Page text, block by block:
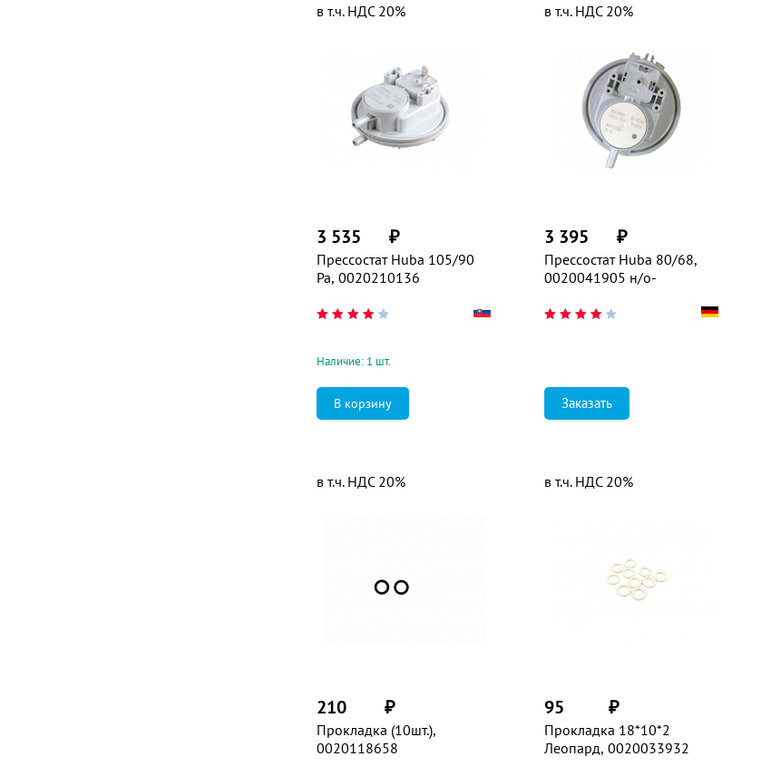
Прессостат Huba 105/90
Pa, 0020210136
3 535 ₽
в т.ч. НДС 20%
Наличие: 1 шт.
Прессостат Huba 80/68,
0020041905 н/о-
3 395 ₽
в т.ч. НДС 20%
Заказать
Прокладка (10шт.),
0020118658
210 ₽
в т.ч. НДС 20%
Прокладка 18*10*2
Леопард, 0020033932
95 ₽
в т.ч. НДС 20%